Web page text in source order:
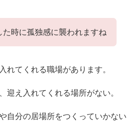
た時に孤独感に襲われますね
れてくれる職場があります。
迎え入れてくれる場所がない。
自分の居場所をつくっていかない